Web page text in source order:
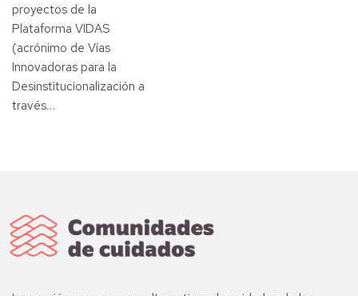
proyectos de la
Plataforma VIDAS
(acrónimo de Vías
Innovadoras para la
Desinstitucionalización a
través…